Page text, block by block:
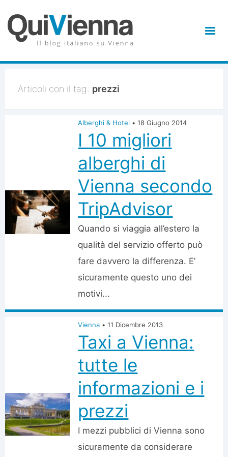
Articoli con il tag: prezzi
Alberghi & Hotel • 18 Giugno 2014
I 10 migliori
alberghi di
Vienna secondo
TripAdvisor
Quando si viaggia all’estero la
qualità del servizio offerto può
fare davvero la differenza. E’
sicuramente questo uno dei
motivi...
Vienna • 11 Dicembre 2013
Taxi a Vienna:
tutte le
informazioni e i
prezzi
I mezzi pubblici di Vienna sono
sicuramente da considerare